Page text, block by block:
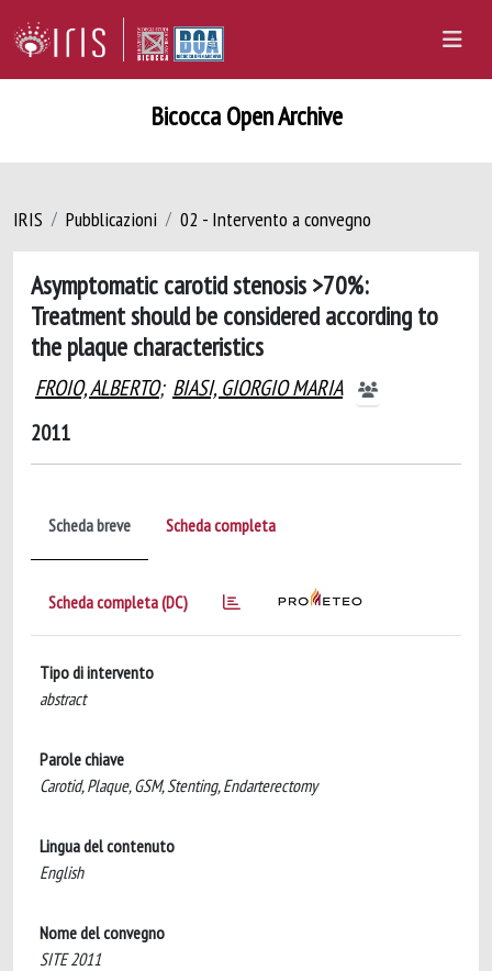
Bicocca Open Archive
IRIS Pubblicazioni 02 - Intervento a convegno
Asymptomatic carotid stenosis >70%:
Treatment should be considered according to
the plaque characteristics
FROIO, ALBERTO; BIASI, GIORGIO MARIA
2011
Scheda breve Scheda completa
Scheda completa (DC)
Tipo di intervento
abstract
Parole chiave
Carotid, Plaque, GSM, Stenting, Endarterectomy
Lingua del contenuto
English
Nome del convegno
SITE 2011